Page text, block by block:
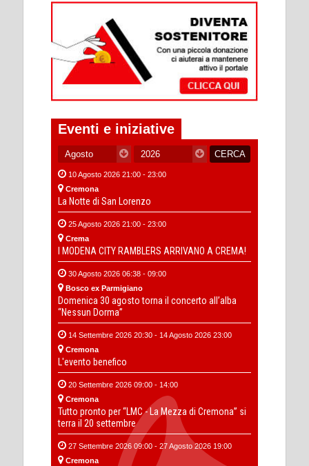
Eventi e iniziative
10 Agosto 2026 21:00 - 23:00
Cremona
La Notte di San Lorenzo
25 Agosto 2026 21:00 - 23:00
Crema
I MODENA CITY RAMBLERS ARRIVANO A CREMA!
30 Agosto 2026 06:38 - 09:00
Bosco ex Parmigiano
Domenica 30 agosto torna il concerto all’alba
“Nessun Dorma”
14 Settembre 2026 20:30 - 14 Agosto 2026 23:00
Cremona
L'evento benefico
20 Settembre 2026 09:00 - 14:00
Cremona
Tutto pronto per “LMC - La Mezza di Cremona” si
terra il 20 settembre
27 Settembre 2026 09:00 - 27 Agosto 2026 19:00
Cremona